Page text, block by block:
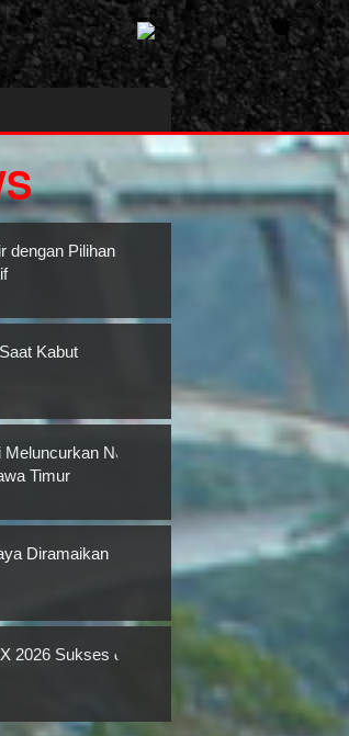
dengan Pilihan
Kabut
New
Timur
Diramaikan
2026 Sukses di